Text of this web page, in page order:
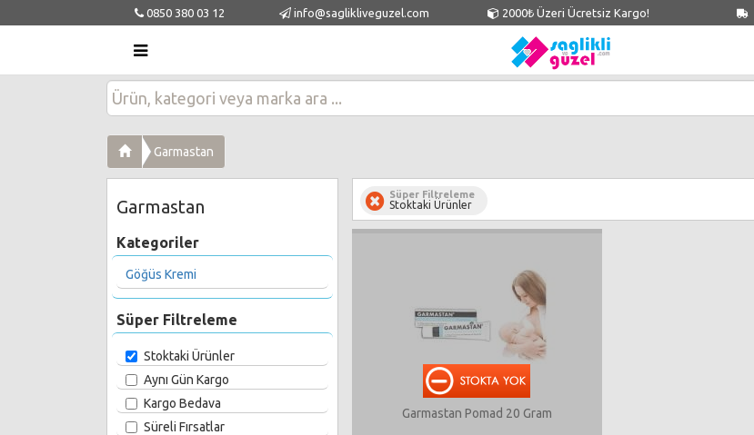
0850 380 03 12 info@saglikliveguzel.com 2000₺ Üzeri Ücretsiz Kargo!
Garmastan
Garmastan
Kategoriler
Göğüs Kremi
Süper Filtreleme
Stoktaki Ürünler
Aynı Gün Kargo
Kargo Bedava
Süreli Fırsatlar
Süper Filtreleme
Stoktaki Ürünler
Garmastan Pomad 20 Gram